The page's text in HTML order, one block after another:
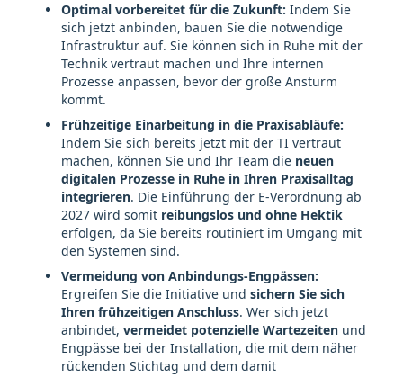
Optimal vorbereitet für die Zukunft: Indem Sie
sich jetzt anbinden, bauen Sie die notwendige
Infrastruktur auf. Sie können sich in Ruhe mit der
Technik vertraut machen und Ihre internen
Prozesse anpassen, bevor der große Ansturm
kommt.
Frühzeitige Einarbeitung in die Praxisabläufe:
Indem Sie sich bereits jetzt mit der TI vertraut
machen, können Sie und Ihr Team die neuen
digitalen Prozesse in Ruhe in Ihren Praxisalltag
integrieren. Die Einführung der E-Verordnung ab
2027 wird somit reibungslos und ohne Hektik
erfolgen, da Sie bereits routiniert im Umgang mit
den Systemen sind.
Vermeidung von Anbindungs-Engpässen:
Ergreifen Sie die Initiative und sichern Sie sich
Ihren frühzeitigen Anschluss. Wer sich jetzt
anbindet, vermeidet potenzielle Wartezeiten und
Engpässe bei der Installation, die mit dem näher
rückenden Stichtag und dem damit